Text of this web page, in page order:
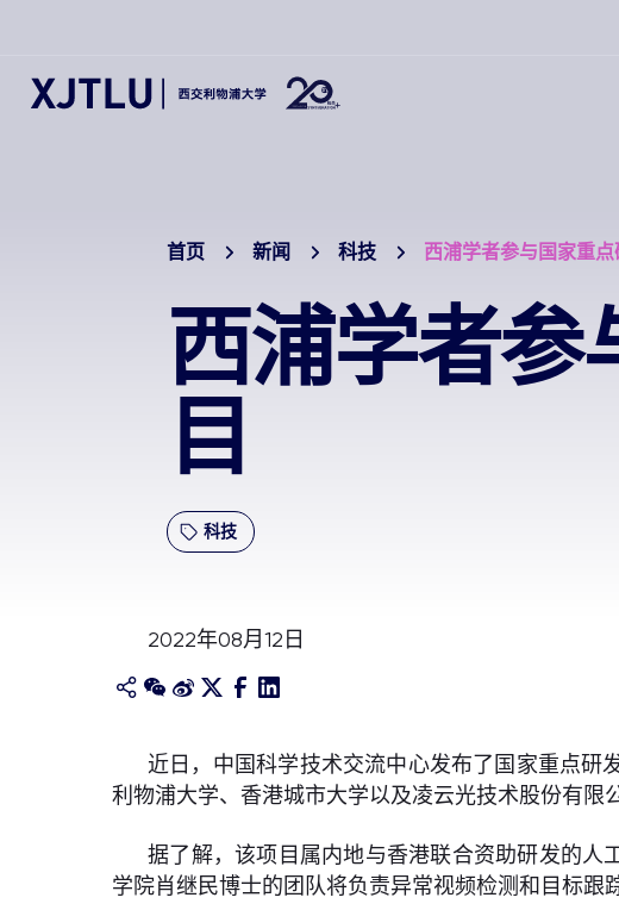
首页 新闻 科技 西浦学者参与国家重点
西浦学者参
目
科技
2022年08月12日
近日，中国科学技术交流中心发布了国家重点研
利物浦大学、香港城市大学以及凌云光技术股份有限
据了解，该项目属内地与香港联合资助研发的人
学院肖继民博士的团队将负责异常视频检测和目标跟